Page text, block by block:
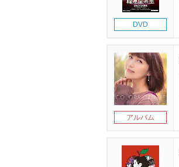
DVD
アルバム